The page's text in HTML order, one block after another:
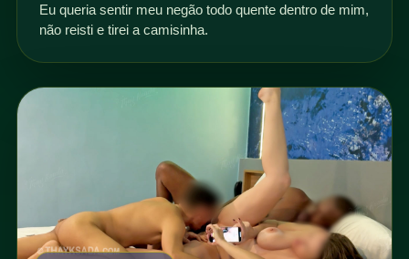
Eu queria sentir meu negão todo quente dentro de mim,
não reisti e tirei a camisinha.